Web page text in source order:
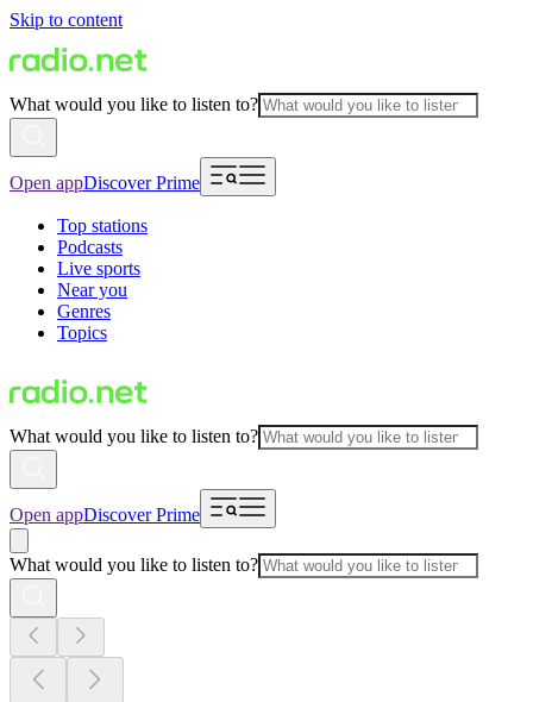
Skip to content
What would you like to listen to?
Open appDiscover Prime
Top stations
Podcasts
Live sports
Near you
Genres
Topics
What would you like to listen to?
Open appDiscover Prime
What would you like to listen to?